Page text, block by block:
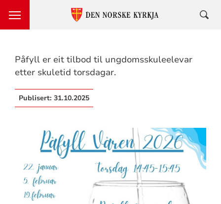
Påfyll er eit tilbod til ungdomsskuleelevar
etter skuletid torsdagar.
Publisert: 31.10.2025